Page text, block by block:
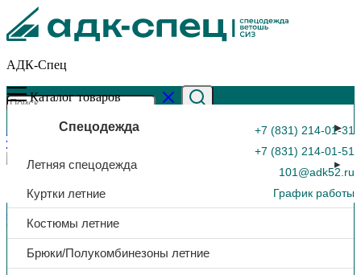
АДК-Спец
+7 (831) 214-01-31
+7 (831) 214-01-51
101@adk52.ru
График работы
0
Каталог товаров
Спецодежда
Летняя спецодежда
Куртки летние
Костюмы летние
Брюки/Полукомбинезоны летние
Главная страница»Каталог»Куртка утеп. «Меркурий», тк.
флис, (серый)